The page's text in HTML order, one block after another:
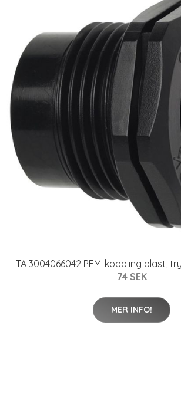
TA 3004066042 PEM-koppling plast,
74 SEK
MER INFO!